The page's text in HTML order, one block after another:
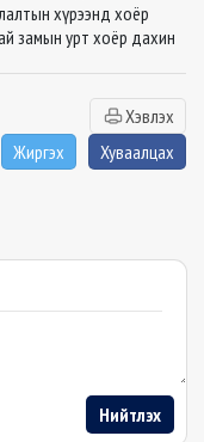
хүрээнд хоёр
замын урт хоёр дахин
Хэвлэх
Жиргэх
Хуваалцах
Нийтлэх